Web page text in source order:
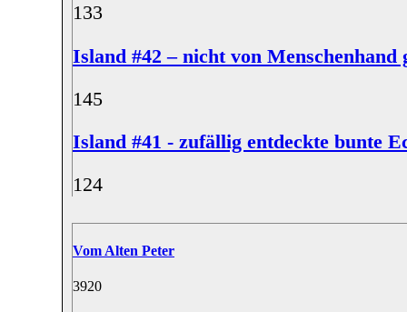
133
Island #42 – nicht von Menschenhand
145
Island #41 - zufällig entdeckte bunte
124
Vom Alten Peter
3920